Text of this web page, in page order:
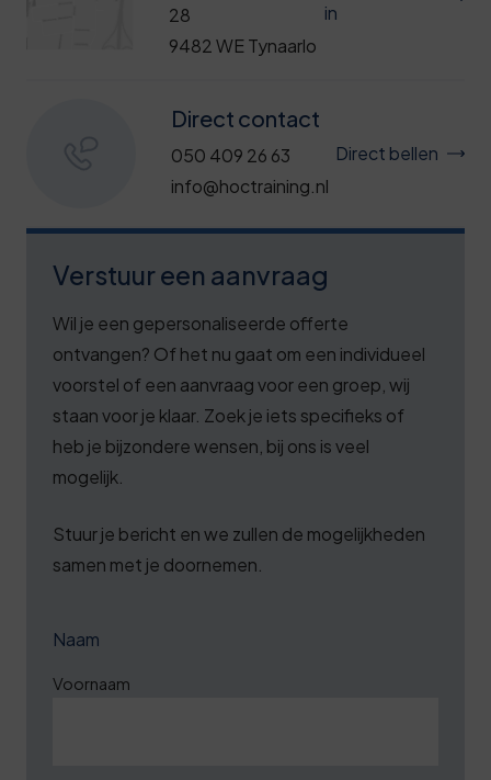
28
9482 WE Tynaarlo
in
Direct contact
050 409 26 63
info@hoctraining.nl
Direct bellen
Verstuur een aanvraag
Wil je een gepersonaliseerde offerte
ontvangen? Of het nu gaat om een individueel
voorstel of een aanvraag voor een groep, wij
staan voor je klaar. Zoek je iets specifieks of
heb je bijzondere wensen, bij ons is veel
mogelijk.
Stuur je bericht en we zullen de mogelijkheden
samen met je doornemen.
Naam
Voornaam